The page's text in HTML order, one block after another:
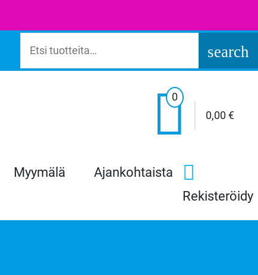
search

0
0,00 €
Myymälä
Ajankohtaista
Rekisteröidy